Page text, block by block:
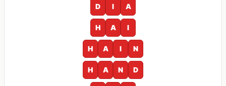
D I A
H A I
H A I N
H A N D